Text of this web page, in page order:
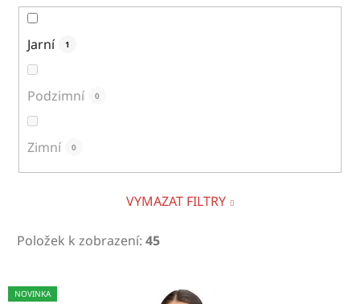
Jarní 1
Podzimní 0
Zimní 0
VYMAZAT FILTRY
Položek k zobrazení: 45
VNOVINKA